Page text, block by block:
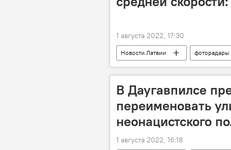
1 августа 2022, 17:30
Новости Латвии фоторадары
В Даугавпилсе
переименовать
неонацистского
1 августа 2022, 16:18